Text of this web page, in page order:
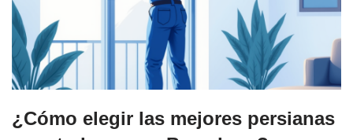
¿Cómo elegir las mejores persianas